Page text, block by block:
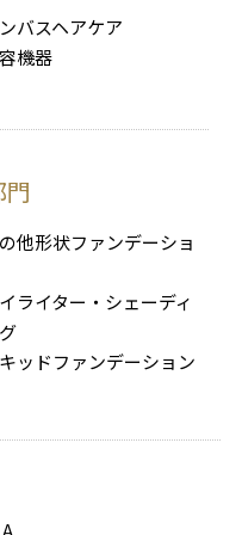
バスヘアケア
機器
他形状ファンデーショ
ライター・シェーディ
ッドファンデーション